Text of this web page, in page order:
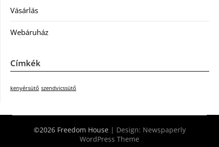
Vásárlás
Webáruház
Címkék
kenyérsütő szendvicssütő
©2026 Freedom House | Design: Newspaperly
WordPress Theme